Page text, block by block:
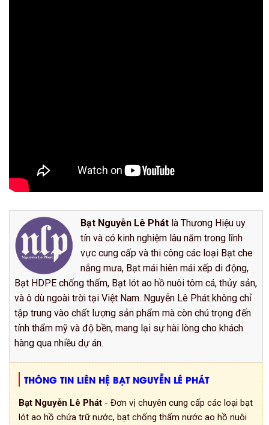
Bạt Nguyễn Lê Phát là Thương Hiệu uy
tín và có kinh nghiệm lâu năm trong lĩnh
vực cung cấp và thi công các loại Bạt che
nắng mưa, Bạt mái hiên mái xếp di động,
Bạt HDPE chống thấm, Bạt lót ao hồ nuôi tôm cá, thủy sản,
và ô dù ngoài trời tại Việt Nam. Nguyễn Lê Phát không chỉ
tập trung vào chất lượng sản phẩm mà còn chú trọng đến
tính thẩm mỹ và độ bền, mang lại sự hài lòng cho khách
hàng qua nhiều dự án.
THÔNG TIN LIÊN HỆ BẠT NGUYỄN LÊ PHÁT
Bạt Nguyễn Lê Phát - Đơn vị chuyên cung cấp các loại bạt
lót ao hồ chứa trữ nước, bạt chống thấm nước ao hồ nuôi